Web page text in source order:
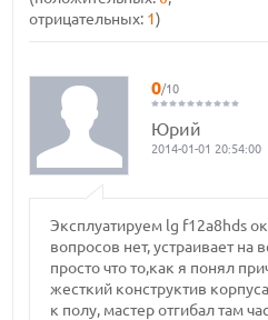
отрицательных: 1)
0/10
Юрий
2014-01-01 20:54:00
Эксплуатируем lg f12a8hds
вопросов нет, устраивает на
просто что то,как я понял
жесткий конструктив
к полу, мастер отгибал там